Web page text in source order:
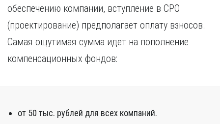
обеспечению компании, вступление в СРО
(проектирование) предполагает оплату взносов.
Самая ощутимая сумма идет на пополнение
компенсационных фондов:
от 50 тыс. рублей для всех компаний.